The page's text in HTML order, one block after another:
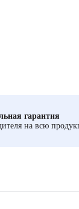
гарантия
на всю